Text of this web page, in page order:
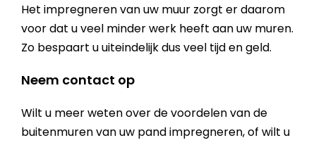
Het impregneren van uw muur zorgt er daarom
voor dat u veel minder werk heeft aan uw muren.
Zo bespaart u uiteindelijk dus veel tijd en geld.
Neem contact op
Wilt u meer weten over de voordelen van de
buitenmuren van uw pand impregneren, of wilt u